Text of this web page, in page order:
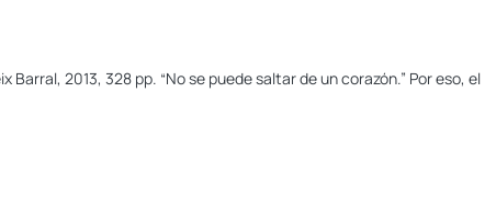
2013, 328 pp. “No se puede saltar de un corazón.” Por eso, el